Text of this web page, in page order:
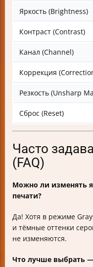
Яркость (Brightness)
Контраст (Contrast)
Канал (Channel)
Коррекция
Резкость (Unsharp
Сброс (Reset)
Часто
(FAQ)
Можно ли изменять
печати?
Да! Хотя в режиме
и тёмные оттенки
не изменяются.
Что лучше выбрать